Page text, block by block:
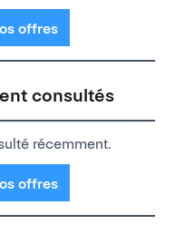
offres
consultés
récemment.
offres